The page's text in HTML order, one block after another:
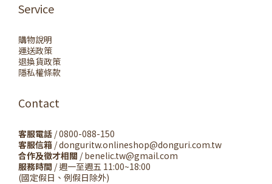
Service
購物說明
運送政策
退換貨政策
隱私權條款
Contact
客服電話 / 0800-088-150
客服信箱 / donguritw.onlineshop@donguri.com.tw
合作及徵才相關 / benelic.tw@gmail.com
服務時間 / 週一至週五 11:00~18:00
(國定假日、例假日除外)